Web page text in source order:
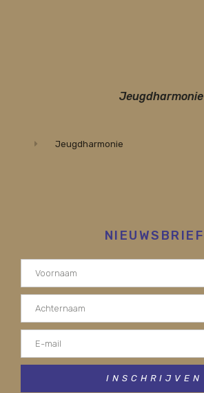
Jeugdharmonie
Jeugdharmonie
NIEUWSBRIEF
INSCHRIJVEN